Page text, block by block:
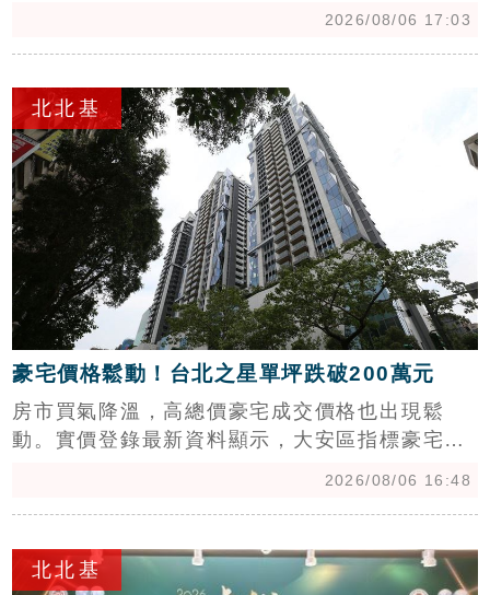
地院最終裁定3人分別以8萬至10萬元交保並限制
住居。對此，永慶加盟總部發布正式聲明，表示
該加盟店嚴重違法且違反加盟規範，總部已即刻
解除加盟關係，並強調未來將持續強化教育宣
導，設立檢舉機制，絕不容忍任何侵害個資的違
法行為，全力配合司法調查以釐清案情。
2026/08/06 17:03
北北基
豪宅價格鬆動！台北之星單坪跌破200萬元
房市買氣降溫，高總價豪宅成交價格也出現鬆
動。實價登錄最新資料顯示，大安區指標豪宅
月則以每坪152.8萬元成交，依目前實價登錄資
料，寫下社區最低單價紀錄。
2026/08/06 16:48
北北基